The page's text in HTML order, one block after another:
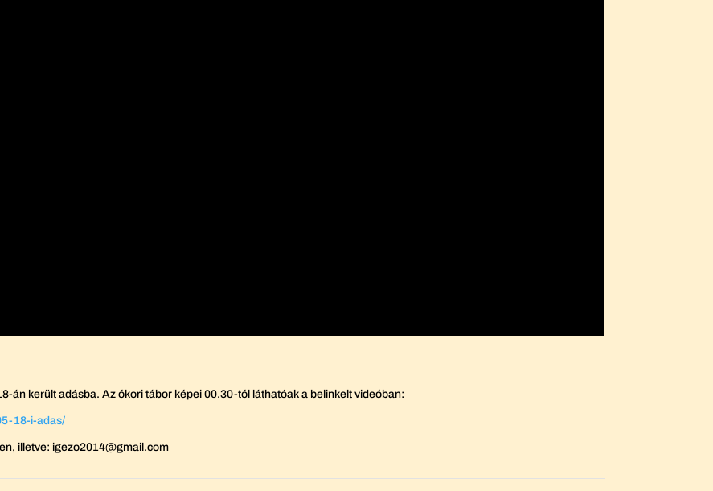
án került adásba. Az ókori tábor képei 00.30-tól láthatóak a belinkelt videóban:
18-i-adas/
illetve: igezo2014@gmail.com